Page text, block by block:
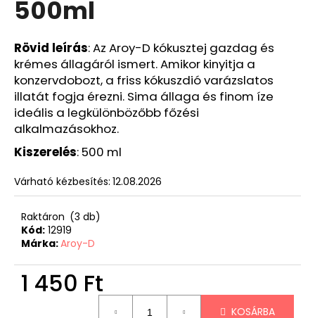
500ml
Rövid leírás: Az Aroy-D kókusztej gazdag és
krémes állagáról ismert. Amikor kinyitja a
konzervdobozt, a friss kókuszdió varázslatos
illatát fogja érezni. Sima állaga és finom íze
ideális a legkülönbözőbb főzési
alkalmazásokhoz.
Kiszerelés: 500 ml
Várható kézbesítés: 12.08.2026
Raktáron (3 db)
Kód: 12919
Márka:Aroy-D
1 450 Ft
KOSÁRBA